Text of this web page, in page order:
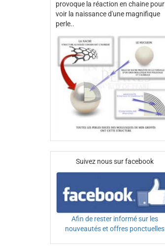
provoque la réaction en chaine pour
voir la naissance d'une magnifique
perle..
Suivez nous sur facebook
Afin de rester informé sur les
nouveautés et offres ponctuelles